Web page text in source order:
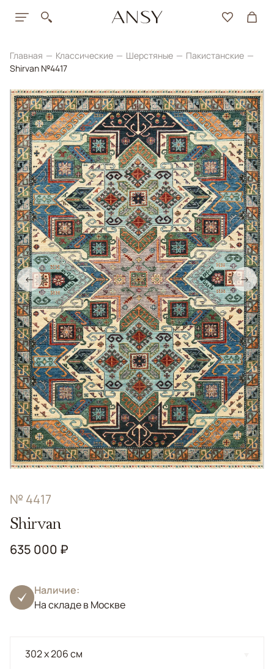
Главная Классические Шерстяные
Пакистанские
Shirvan №4417
← →
№ 4417
Shirvan
635 000 ₽
Наличие:
На складе в Москве
302 x 206 см